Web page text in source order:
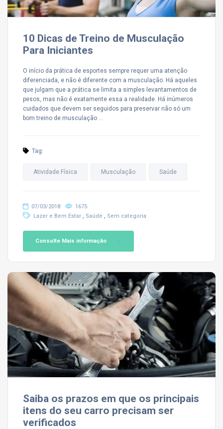
10 Dicas de Treino de Musculação
Para Iniciantes
O início da prática de esportes sempre requer uma atenção
diferenciada, e não é diferente com a musculação. Há aqueles
que julgam que a prática se limita a simples levantamentos de
pesos, mas não é exatamente essa a realidade. Há inúmeros
cuidados que devem ser seguidos para preservar não só um
bom treino de musculação …
Tag:
Atividade Física Musculação Saúde
07/03/2018
1675
Lazer e Bem Estar , Saúde , Sem categoria
Consulte Mais informação
Saiba os prazos em que os principais
itens do seu carro precisam ser
verificados